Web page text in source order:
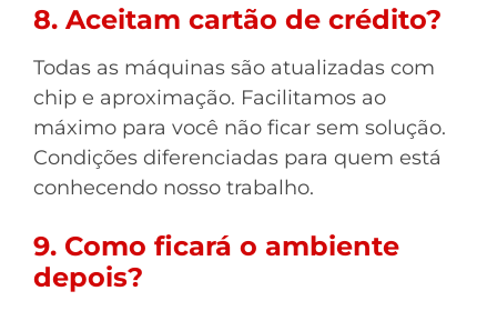
8. Aceitam cartão de crédito?
Todas as máquinas são atualizadas com
chip e aproximação. Facilitamos ao
máximo para você não ficar sem solução.
Condições diferenciadas para quem está
conhecendo nosso trabalho.
9. Como ficará o ambiente
depois?